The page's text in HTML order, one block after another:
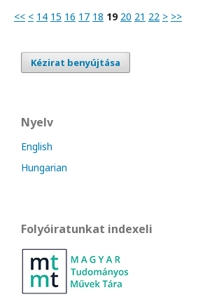
<< < 14 15 16 17 18 19 20 21 22 > >>
Kézirat benyújtása
Nyelv
English
Hungarian
Folyóiratunkat indexeli